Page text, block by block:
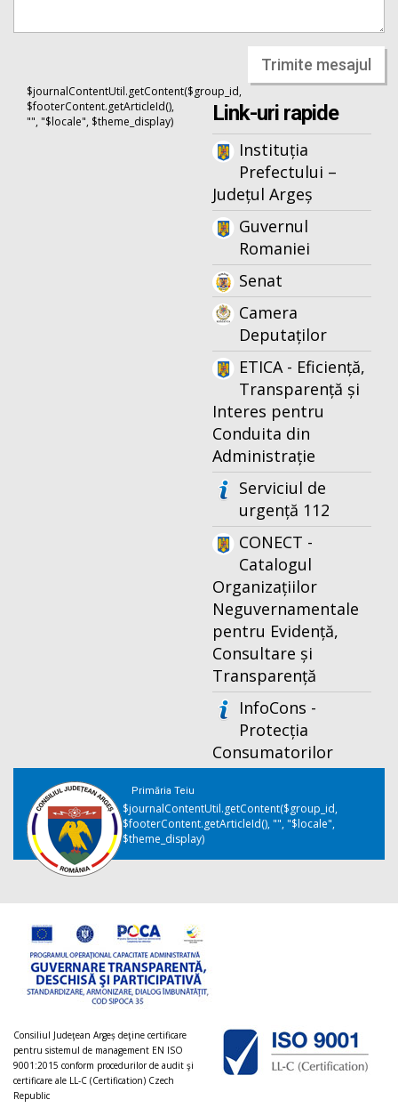
Trimite mesajul
$journalContentUtil.getContent($group_id,
$footerContent.getArticleId(),
"", "$locale", $theme_display)
Link-uri rapide
Instituția
Prefectului –
Județul Argeș
Guvernul
Romaniei
Senat
Camera
Deputaților
ETICA - Eficiență,
Transparență și
Interes pentru
Conduita din
Administrație
Serviciul de
urgență 112
CONECT -
Catalogul
Organizațiilor
Neguvernamentale
pentru Evidență,
Consultare și
Transparență
InfoCons -
Protecția
Consumatorilor
Primăria Teiu
$journalContentUtil.getContent($group_id,
$footerContent.getArticleId(), "", "$locale",
$theme_display)
Consiliul Judeţean Argeș deţine certificare
pentru sistemul de management EN ISO
9001:2015 conform procedurilor de audit şi
certificare ale LL-C (Certification) Czech
Republic